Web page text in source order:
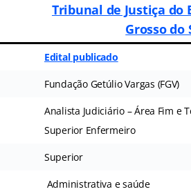
Tribunal de Justiça do
Grosso do
Edital publicado
Fundação Getúlio Vargas (FGV)
Analista Judiciário – Área Fim e
Superior Enfermeiro
Superior
Administrativa e saúde